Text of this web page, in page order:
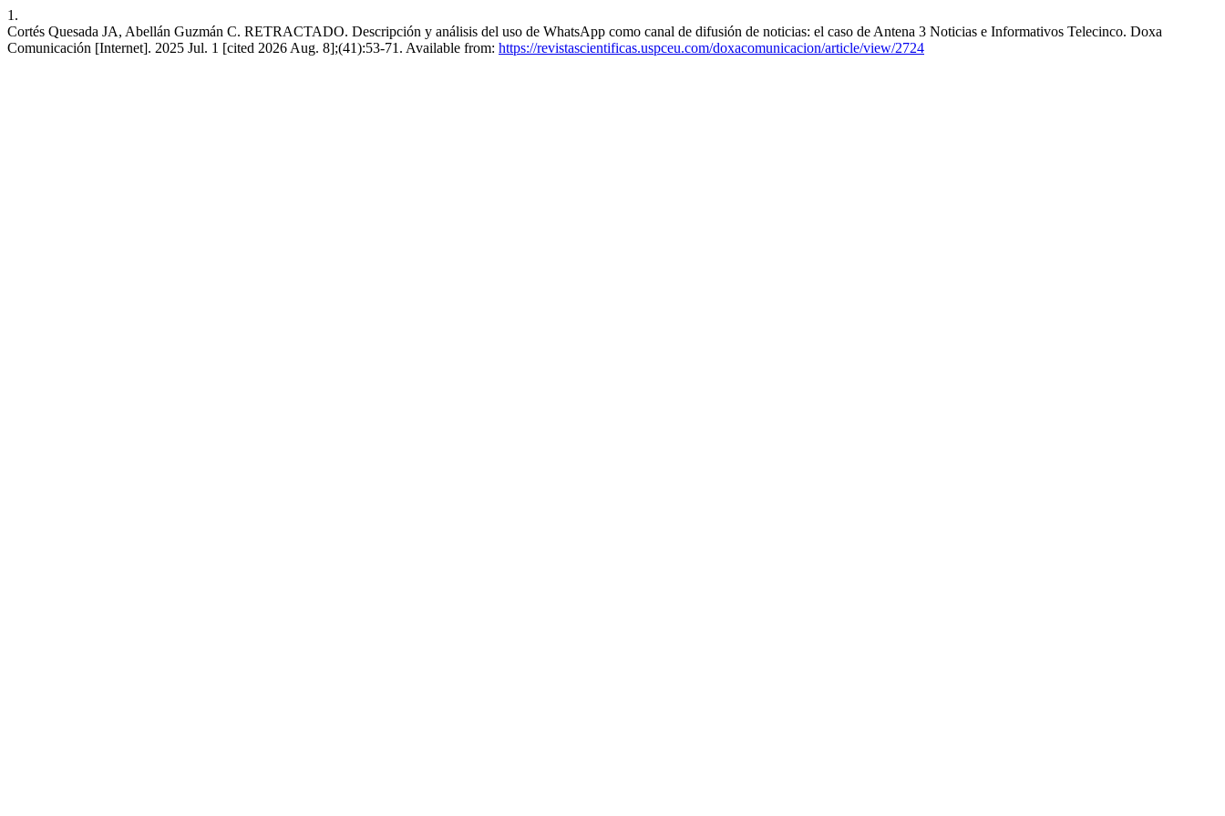
1.
Cortés Quesada JA, Abellán Guzmán C. RETRACTADO. Descripción y análisis del uso de WhatsApp como canal de difusión de noticias: el caso de Antena 3 Noticias e Informativos Telecinco. Doxa
Comunicación [Internet]. 2025 Jul. 1 [cited 2026 Aug. 8];(41):53-71. Available from: https://revistascientificas.uspceu.com/doxacomunicacion/article/view/2724